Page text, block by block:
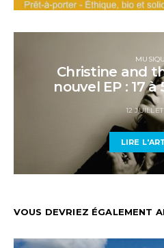
Christine and
nouvel EP : 17
12
LIRE
VOUS DEVRIEZ ÉGALEMENT